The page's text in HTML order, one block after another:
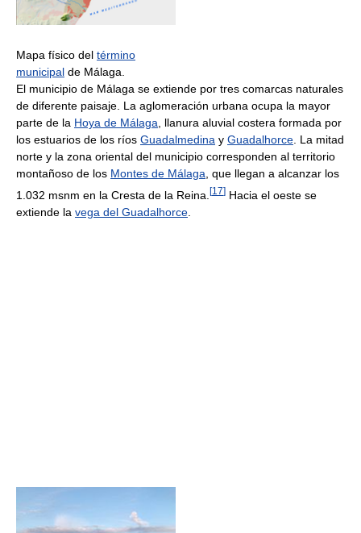
Mapa físico del término
municipal de Málaga.
El municipio de Málaga se extiende por tres comarcas naturales
de diferente paisaje. La aglomeración urbana ocupa la mayor
parte de la Hoya de Málaga , llanura aluvial costera formada por
los estuarios de los ríos Guadalmedina y Guadalhorce . La mitad
norte y la zona oriental del municipio corresponden al territorio
montañoso de los Montes de Málaga , que llegan a alcanzar los
1.032 msnm en la Cresta de la Reina. [17] Hacia el oeste se
extiende la vega del Guadalhorce